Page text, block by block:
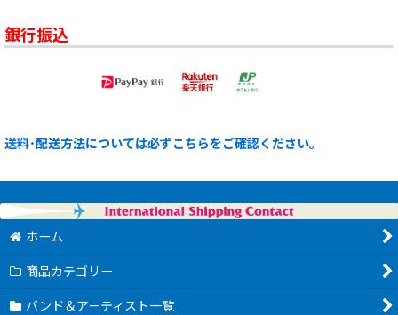
銀行振込
送料･配送方法については必ずこちらをご確認ください。
ホーム
商品カテゴリー
バンド＆アーティスト一覧